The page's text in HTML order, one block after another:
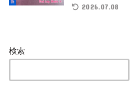
2026.07.08
検索